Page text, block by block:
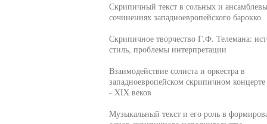
Скрипичный текст в сольных и
сочинениях западноевропейского барокко
Скрипичное творчество Г.Ф. Телемана:
стиль, проблемы интерпретации
Взаимодействие солиста и оркестра в
западноевропейском скрипичном
- XIX веков
Музыкальный текст и его роль в